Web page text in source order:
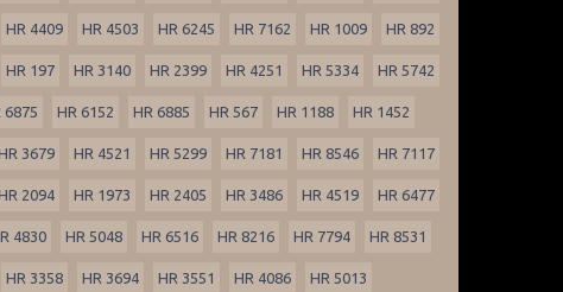
HR 4409 HR 4503 HR 6245 HR 7162 HR 1009 HR 892
HR 197 HR 3140 HR 2399 HR 4251 HR 5334 HR 5742
6875 HR 6152 HR 6885 HR 567 HR 1188 HR 1452
3679 HR 4521 HR 5299 HR 7181 HR 8546 HR 7117
2094 HR 1973 HR 2405 HR 3486 HR 4519 HR 6477
4830 HR 5048 HR 6516 HR 8216 HR 7794 HR 8531
HR 3358 HR 3694 HR 3551 HR 4086 HR 5013